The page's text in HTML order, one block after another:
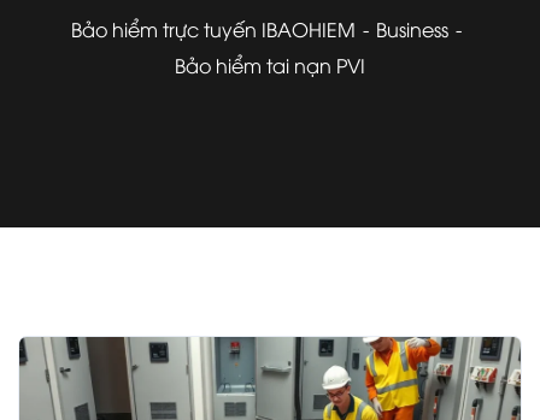
Bảo hiểm trực tuyến IBAOHIEM
Business
Bảo hiểm tai nạn PVI